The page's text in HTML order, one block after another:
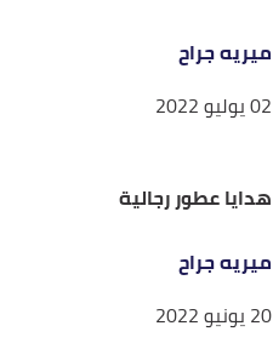
ميريه جراح
02 يوليو 2022
هدايا عطور رجالية
ميريه جراح
20 يونيو 2022